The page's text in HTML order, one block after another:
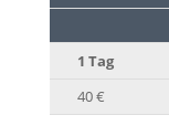
1 Tag
40 €